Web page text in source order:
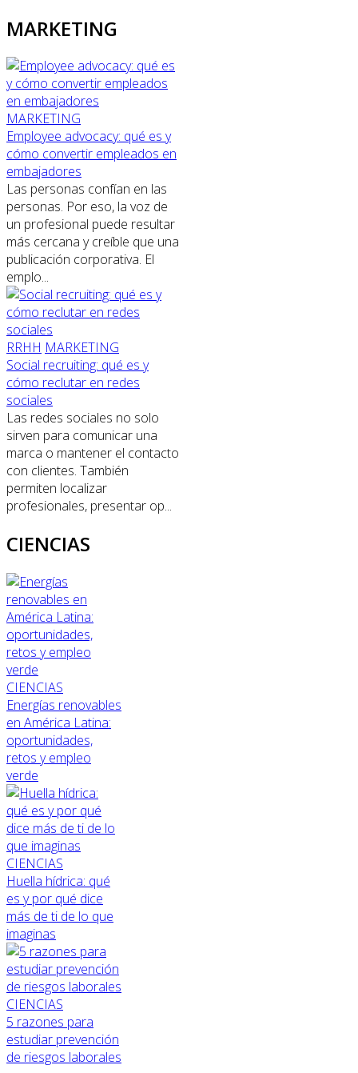
MARKETING
MARKETING
Employee advocacy: qué es y
cómo convertir empleados en
embajadores
Las personas confían en las
personas. Por eso, la voz de
un profesional puede resultar
más cercana y creíble que una
publicación corporativa. El
emplo...
RRHH MARKETING
Social recruiting: qué es y
cómo reclutar en redes
sociales
Las redes sociales no solo
sirven para comunicar una
marca o mantener el contacto
con clientes. También
permiten localizar
profesionales, presentar op...
CIENCIAS
CIENCIAS
Energías renovables
en América Latina:
oportunidades,
retos y empleo
verde
CIENCIAS
Huella hídrica: qué
es y por qué dice
más de ti de lo que
imaginas
CIENCIAS
5 razones para
estudiar prevención
de riesgos laborales